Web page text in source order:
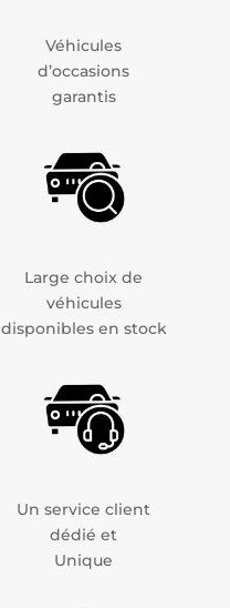
Véhicules
d’occasions
garantis
Large choix de
véhicules
disponibles en stock
Un service client
dédié et
Unique